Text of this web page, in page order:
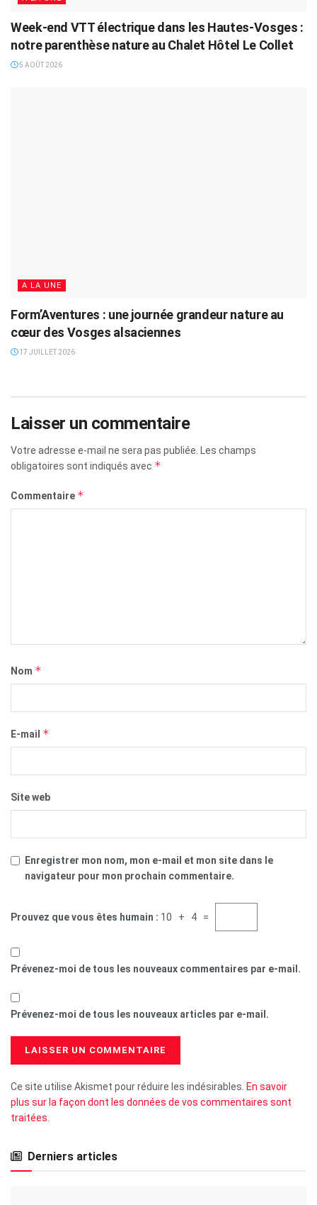
Week-end VTT électrique dans les Hautes-Vosges :
notre parenthèse nature au Chalet Hôtel Le Collet
5 AOÛT 2026
A LA UNE
Form’Aventures : une journée grandeur nature au
cœur des Vosges alsaciennes
17 JUILLET 2026
Laisser un commentaire
Votre adresse e-mail ne sera pas publiée. Les champs
obligatoires sont indiqués avec *
Commentaire *
Nom *
E-mail *
Site web
Enregistrer mon nom, mon e-mail et mon site dans le
navigateur pour mon prochain commentaire.
Prouvez que vous êtes humain : 10 + 4 =
Prévenez-moi de tous les nouveaux commentaires par e-mail.
Prévenez-moi de tous les nouveaux articles par e-mail.
Ce site utilise Akismet pour réduire les indésirables. En savoir
plus sur la façon dont les données de vos commentaires sont
traitées.
Derniers articles